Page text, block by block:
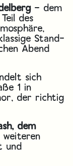
– dem
des
Stand-
Abend
sich
1 in
der richtig
dem
weiteren
und